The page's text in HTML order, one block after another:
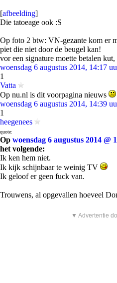
[afbeelding]
Die tatoeage ook :S
Op foto 2 btw: VN-gezante kom er
piet die niet door de beugel kan!
vor een signature moette betalen
woensdag 6 augustus 2014, 14:17
1
Vatta
Op nu.nl is dit voorpagina nieuws
woensdag 6 augustus 2014, 14:39
1
heegenees
quote:
Op woensdag 6 augustus 2014 @
het volgende:
Ik ken hem niet.
Ik kijk schijnbaar te weinig TV
Ik geloof er geen fuck van.
Trouwens, al opgevallen hoeveel
▼ Advertentie